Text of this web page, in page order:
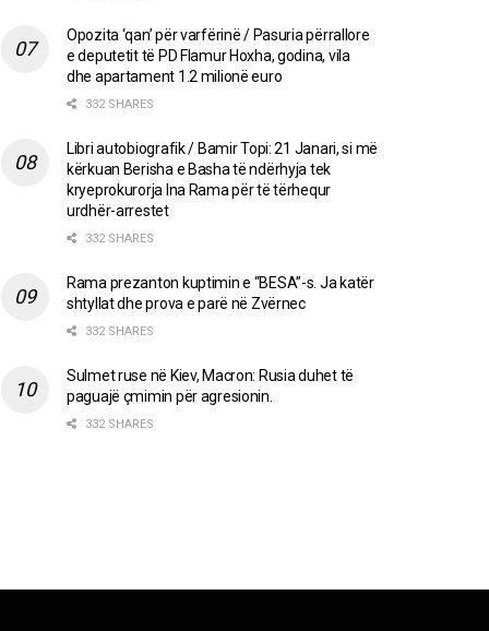
Opozita ‘qan’ për varfërinë / Pasuria përrallore
e deputetit të PD Flamur Hoxha, godina, vila
dhe apartament 1.2 milionë euro
332 SHARES
Libri autobiografik / Bamir Topi: 21 Janari, si më
kërkuan Berisha e Basha të ndërhyja tek
kryeprokurorja Ina Rama për të tërhequr
urdhër-arrestet
332 SHARES
Rama prezanton kuptimin e “BESA”-s. Ja katër
shtyllat dhe prova e parë në Zvërnec
332 SHARES
Sulmet ruse në Kiev, Macron: Rusia duhet të
paguajë çmimin për agresionin.
332 SHARES